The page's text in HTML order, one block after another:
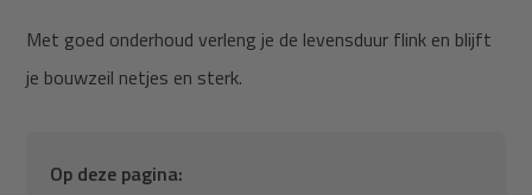
Met goed onderhoud verleng je de levensduur flink en blijft
je bouwzeil netjes en sterk.
Op deze pagina: